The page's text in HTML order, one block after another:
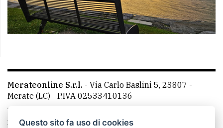
Merateonline S.r.l. - Via Carlo Baslini 5, 23807 -
Merate (LC) - P.IVA 02533410136
Telefono:
mail: redazione@leccoonline.com
Questo sito fa uso di cookies